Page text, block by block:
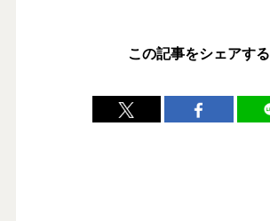
この記事をシェアする